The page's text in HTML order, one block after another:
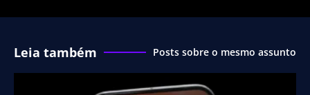
Leia também Posts sobre o mesmo assunto